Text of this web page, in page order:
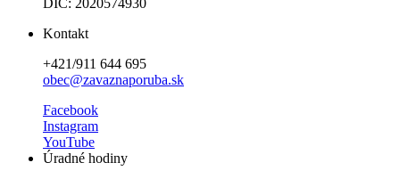
Kontakt
+421/911 644 695
obec@zavaznaporuba.sk
Facebook
Instagram
YouTube
Úradné hodiny